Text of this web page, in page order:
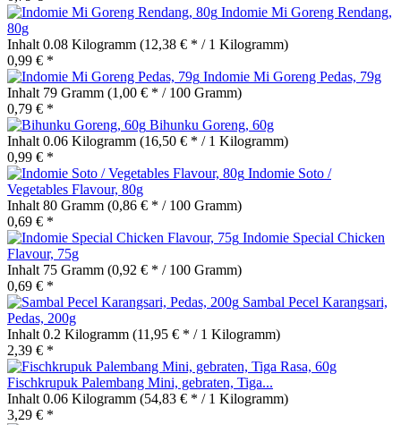
Indomie Mi Goreng Rendang,
80g
Inhalt 0.08 Kilogramm (12,38 € * / 1 Kilogramm)
0,99 € *
Indomie Mi Goreng Pedas, 79g
Inhalt 79 Gramm (1,00 € * / 100 Gramm)
0,79 € *
Bihunku Goreng, 60g
Inhalt 0.06 Kilogramm (16,50 € * / 1 Kilogramm)
0,99 € *
Indomie Soto /
Vegetables Flavour, 80g
Inhalt 80 Gramm (0,86 € * / 100 Gramm)
0,69 € *
Indomie Special Chicken
Flavour, 75g
Inhalt 75 Gramm (0,92 € * / 100 Gramm)
0,69 € *
Sambal Pecel Karangsari,
Pedas, 200g
Inhalt 0.2 Kilogramm (11,95 € * / 1 Kilogramm)
2,39 € *
Fischkrupuk Palembang Mini, gebraten, Tiga...
Inhalt 0.06 Kilogramm (54,83 € * / 1 Kilogramm)
3,29 € *